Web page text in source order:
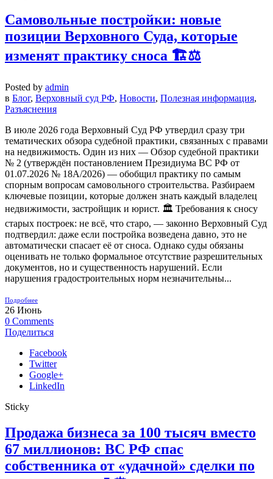
Самовольные постройки: новые
позиции Верховного Суда, которые
изменят практику сноса 🏗️⚖️
Posted by admin
в Блог, Верховный суд РФ, Новости, Полезная информация,
Разъяснения
В июле 2026 года Верховный Суд РФ утвердил сразу три
тематических обзора судебной практики, связанных с правами
на недвижимость. Один из них — Обзор судебной практики
№ 2 (утверждён постановлением Президиума ВС РФ от
01.07.2026 № 18А/2026) — обобщил практику по самым
спорным вопросам самовольного строительства. Разбираем
ключевые позиции, которые должен знать каждый владелец
недвижимости, застройщик и юрист. 🏛️ Требования к сносу
старых построек: не всё, что старо, — законно Верховный Суд
подтвердил: даже если постройка возведена давно, это не
автоматически спасает её от сноса. Однако суды обязаны
оценивать не только формальное отсутствие разрешительных
документов, но и существенность нарушений. Если
нарушения градостроительных норм незначительны...
Подробнее
26 Июнь
0 Comments
Поделиться
Facebook
Twitter
Google+
LinkedIn
Sticky
Продажа бизнеса за 100 тысяч вместо
67 миллионов: ВС РФ спас
собственника от «удачной» сделки по